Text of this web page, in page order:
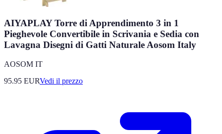
AIYAPLAY Torre di Apprendimento 3 in 1
Pieghevole Convertibile in Scrivania e Sedia con
Lavagna Disegni di Gatti Naturale Aosom Italy
AOSOM IT
95.95 EURVedi il prezzo